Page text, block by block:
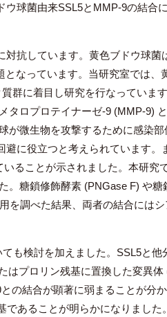
球菌由来SSL5とMMP-9の結合
抗しています。黄色ブドウ球菌
なっています。当研究室では、
群に着目し研究を行なっていま
タロプロテイナーゼ-9 (MMP-9)
が微生物を攻撃するために感染部
に役立つと考えられています。
ることが示されました。本研究
。糖鎖修飾酵素 (PNGase F) や糖
を調べた結果、両者の結合には
も検討を加えました。SSL5と他
プロリン残基に置換した変異体
の結合が顕著に弱まることが分
あることが明らかになりました。